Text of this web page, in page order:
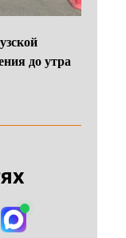
до утра